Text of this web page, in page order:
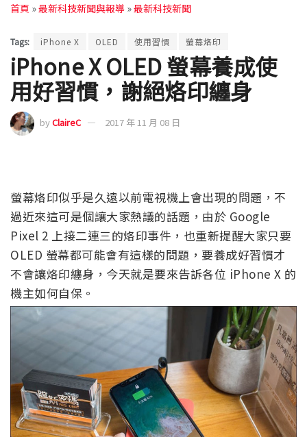
首頁 »最新科技新聞與報導 »最新科技新聞
Tags: iPhone X OLED 使用習慣 螢幕烙印
iPhone X OLED 螢幕養成使
用好習慣，謝絕烙印纏身
byClaireC 2017 年 11 月 08 日
螢幕烙印似乎是久遠以前電視機上會出現的問題，不
過近來這可是個讓大家熱議的話題，由於 Google
Pixel 2 上接二連三的烙印事件，也重新提醒大家只要
OLED 螢幕都可能會有這樣的問題，要養成好習慣才
不會讓烙印纏身，今天就是要來告訴各位 iPhone X 的
機主如何自保。